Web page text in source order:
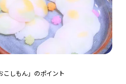
しもん」のポイント